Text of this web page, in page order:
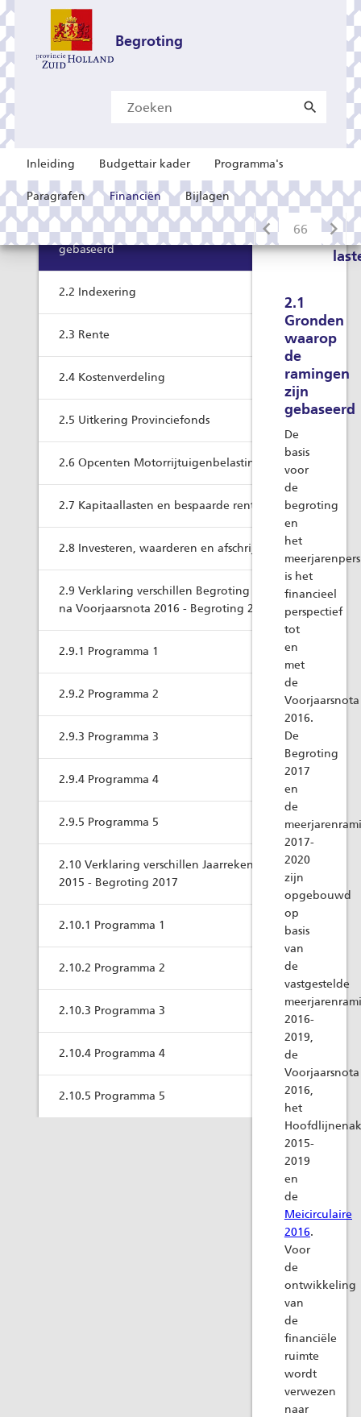
Begroting
en
verantwoording
Inleiding Budgettair kader Programma's
Paragrafen Financiën Bijlagen
2 Toelichting baten en lasten
2.1 Gronden waarop de ramingen zijn
gebaseerd
2.2 Indexering
2.3 Rente
2.4 Kostenverdeling
2.5 Uitkering Provinciefonds
2.6 Opcenten Motorrijtuigenbelasting
2.7 Kapitaallasten en bespaarde rente
2.8 Investeren, waarderen en afschrijven
2.9 Verklaring verschillen Begroting 2016
na Voorjaarsnota 2016 - Begroting 2017
2.9.1 Programma 1
2.9.2 Programma 2
2.9.3 Programma 3
2.9.4 Programma 4
2.9.5 Programma 5
2.10 Verklaring verschillen Jaarrekening
2015 - Begroting 2017
2.10.1 Programma 1
2.10.2 Programma 2
2.10.3 Programma 3
2.10.4 Programma 4
2.10.5 Programma 5
2
en
2.1
Gronden
waarop
de
ramingen
zijn
gebaseerd
De
basis
voor
de
begroting
en
het
is het
financieel
perspectief
tot
en
met
de
Voorjaarsnota
2016.
De
Begroting
2017
en
de
2017-
2020
zijn
opgebouwd
op
basis
van
de
vastgestelde
2016-
2019,
de
Voorjaarsnota
2016,
het
2015-
2019
en
de
Meicirculaire
2016.
Voor
de
ontwikkeling
van
de
financiële
ruimte
wordt
verwezen
naar